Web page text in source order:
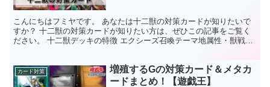
こんにちはフミヤです。 あなたは十二獣の対策カードが知りたいで
すか？ 十二獣の対策カードが知りたい方は、ぜひこの記事をご覧く
ださい。 十二獣デッキの特徴 エクシーズ召喚テーマ地属性・獣戦士
カード対策
増殖するGの対策カード＆メタカ
ードまとめ！【遊戯王】